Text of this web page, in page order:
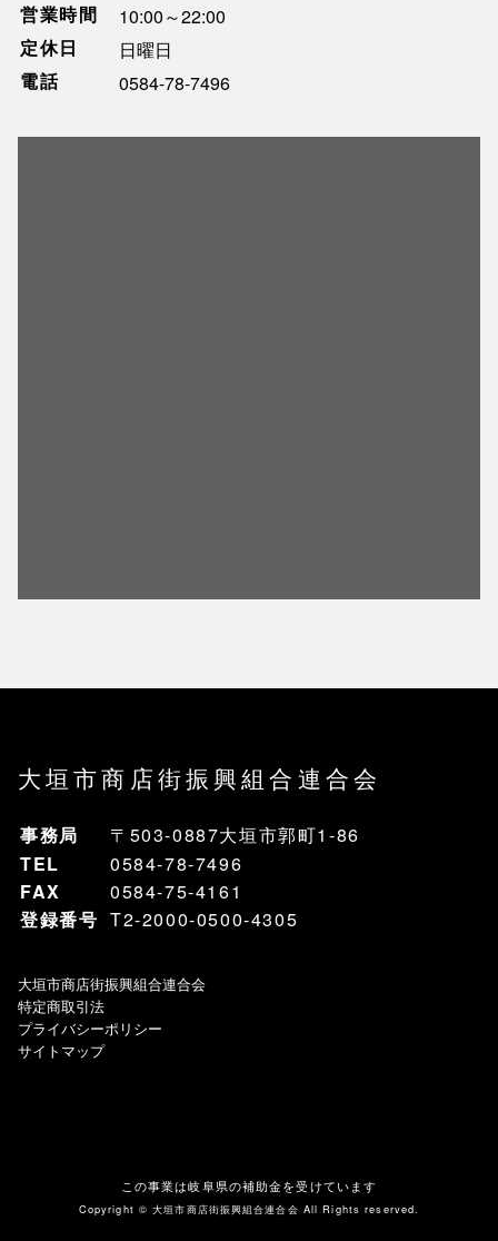
営業時間
10:00～22:00
定休日
日曜日
電話
0584-78-7496
大垣市商店街振興組合連合会
事務局
〒503-0887大垣市郭町1-86
TEL
0584-78-7496
FAX
0584-75-4161
登録番号 T2-2000-0500-4305
大垣市商店街振興組合連合会
特定商取引法
プライバシーポリシー
サイトマップ
この事業は岐阜県の補助金を受けています
Copyright ©大垣市商店街振興組合連合会 All Rights reserved.